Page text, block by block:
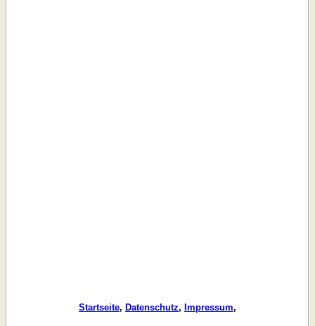
Startseite, Datenschutz, Impressum,